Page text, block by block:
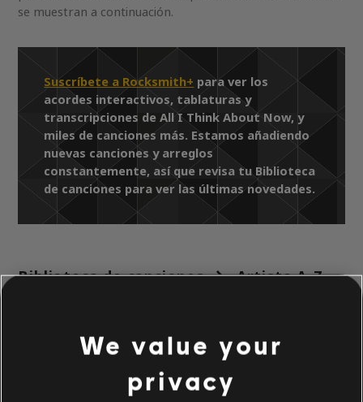
se muestran a continuación.
Suscríbete a Rocksmith+ para ver los
acordes interactivos, tablaturas y
transcripciones de All I Think About Now, y
miles de canciones más. Estamos añadiendo
nuevas canciones y arreglos
constantemente, así que revisa tu Biblioteca
de canciones para ver las últimas novedades.
Biblioteca de canciones
Artista A-Z
ARREGLOS
We value your
privacy